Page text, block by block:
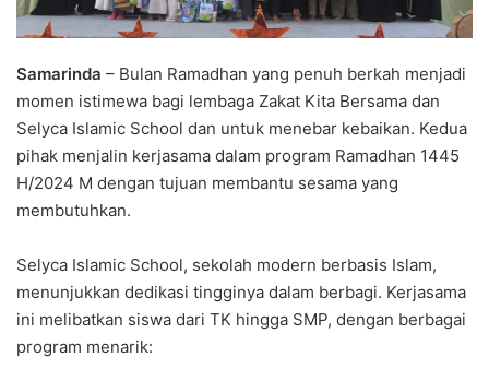
Samarinda – Bulan Ramadhan yang penuh berkah menjadi
momen istimewa bagi lembaga Zakat Kita Bersama dan
Selyca Islamic School dan untuk menebar kebaikan. Kedua
pihak menjalin kerjasama dalam program Ramadhan 1445
H/2024 M dengan tujuan membantu sesama yang
membutuhkan.
Selyca Islamic School, sekolah modern berbasis Islam,
menunjukkan dedikasi tingginya dalam berbagi. Kerjasama
ini melibatkan siswa dari TK hingga SMP, dengan berbagai
program menarik: